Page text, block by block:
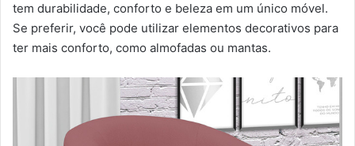
tem durabilidade, conforto e beleza em um único móvel.
Se preferir, você pode utilizar elementos decorativos para
ter mais conforto, como almofadas ou mantas.